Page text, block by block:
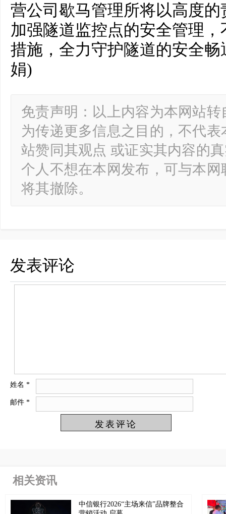
营公司歇马管理所将以高度
加强隧道监控点的安全管理
措施，全力守护隧道的安全
娟)
免责声明：以上内容为本网站
为传递更多信息之目的，不代
站赞同其观点 或证实其内容的
个人不想在本网发布，可与本
将其撤除。
发表评论
姓名 *
邮件 *
相关资讯
中信银行2026“主场来信”品牌整合